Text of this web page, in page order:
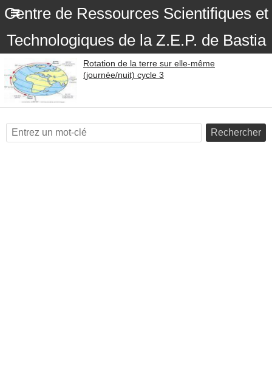
Centre de Ressources Scientifiques et
Technologiques de la Z.E.P. de Bastia
Rotation de la terre sur elle-même
(journée/nuit) cycle 3
Rechercher